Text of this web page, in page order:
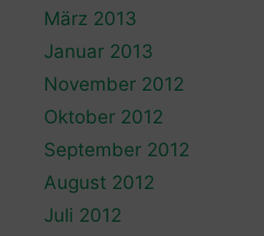
März 2013
Januar 2013
November 2012
Oktober 2012
September 2012
August 2012
Juli 2012